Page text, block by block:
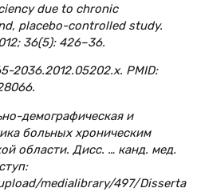
due to chronic
placebo-controlled study.
36(5): 426–36.
2036.2012.05202.x. PMID:
демографическая и
больных хроническим
области. Дисс. … канд. мед.
medialibrary/497/Disserta